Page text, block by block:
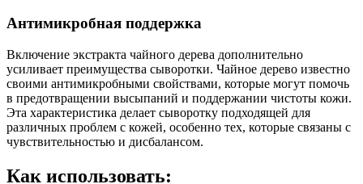
Антимикробная поддержка
Включение экстракта чайного дерева дополнительно
усиливает преимущества сыворотки. Чайное дерево известно
своими антимикробными свойствами, которые могут помочь
в предотвращении высыпаний и поддержании чистоты кожи.
Эта характеристика делает сыворотку подходящей для
различных проблем с кожей, особенно тех, которые связаны с
чувствительностью и дисбалансом.
Как использовать: